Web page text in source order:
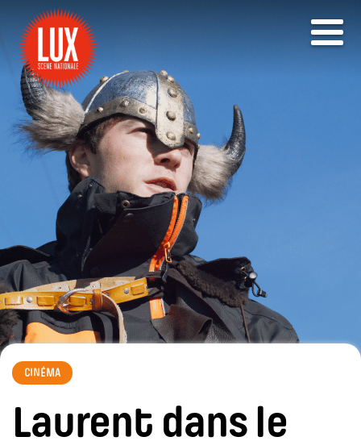
CINÉMA
Laurent dans le